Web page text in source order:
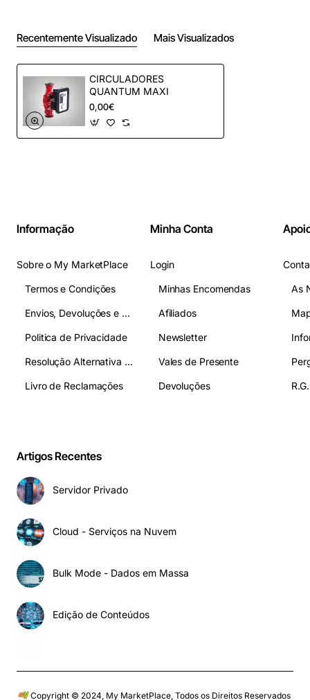
Recentemente Visualizado Mais Visualizados
CIRCULADORES
QUANTUM MAXI
0,00€
Informação
Sobre o My MarketPlace
Termos e Condições
Envios, Devoluções e Pagamentos
Politica de Privacidade
Resolução Alternativa de Litígios
Livro de Reclamações
Minha Conta
Login
Minhas Encomendas
Afiliados
Newsletter
Vales de Presente
Devoluções
As
Artigos Recentes
Servidor Privado
Cloud - Serviços na Nuvem
Bulk Mode - Dados em Massa
Edição de Conteúdos
Copyright © 2024, My MarketPlace, Todos os Direitos Reservados